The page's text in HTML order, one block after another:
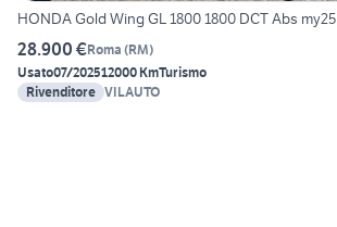
HONDA Gold Wing GL 1800 1800 DCT Abs my25
28.900 €Roma (RM)
Usato07/202512000 KmTurismo
Rivenditore VILAUTO